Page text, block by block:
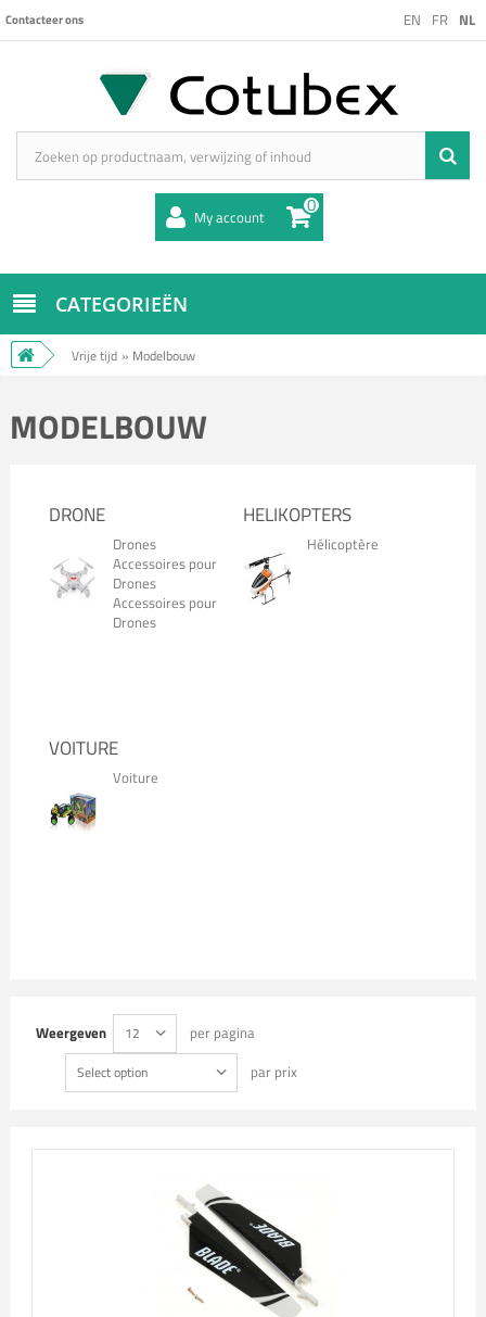
EN FR NL
Contacteer ons
My account 0
CATEGORIEËN
Vrije tijd » Modelbouw
MODELBOUW
DRONE
Drones
Accessoires pour
Drones
Accessoires pour
Drones
HELIKOPTERS
Hélicoptère
VOITURE
Voiture
Weergeven 12 per pagina
Select option par prix